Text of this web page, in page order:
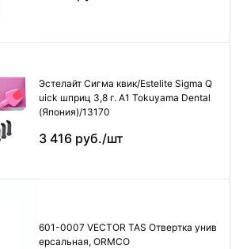
Эстелайт Сигма квик/Estelite Sigma Q
uick шприц 3,8 г. А1 Tokuyama Dental
(Япония)/13170
3 416 руб./шт
601-0007 VECTOR TAS Отвертка унив
ерсальная, ORMCO